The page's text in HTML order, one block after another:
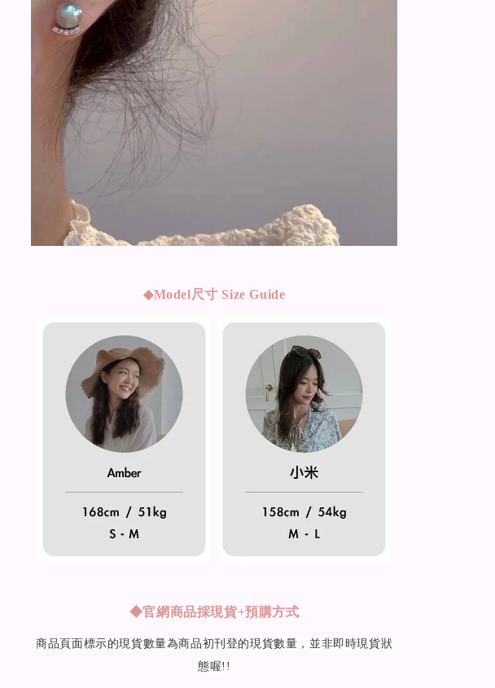
◆Model尺寸 Size Guide
◆官網商品採現貨+預購方式
商品頁面標示的現貨數量為商品初刊登的現貨數量，並非即時現貨狀
態喔!!